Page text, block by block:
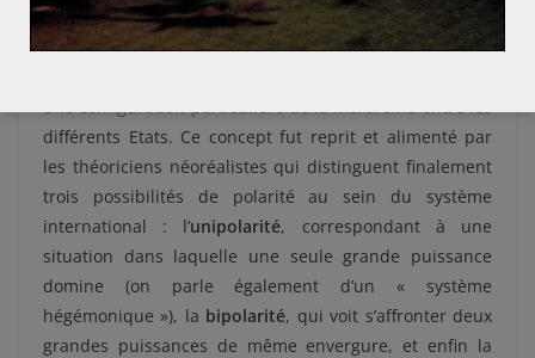
qui souligne l’importance des grandes puissances au
sein du système internationale est également utilisée
une configuration particulière de la hiérarchie entre les
différents Etats. Ce concept fut reprit et alimenté par
les théoriciens néoréalistes qui distinguent finalement
trois possibilités de polarité au sein du système
international : l’unipolarité, correspondant à une
situation dans laquelle une seule grande puissance
domine (on parle également d’un « système
hégémonique »), la bipolarité, qui voit s’affronter deux
grandes puissances de même envergure, et enfin la